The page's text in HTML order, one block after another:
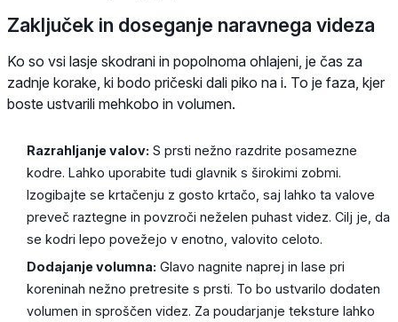
Zaključek in doseganje naravnega videza
Ko so vsi lasje skodrani in popolnoma ohlajeni, je čas za
zadnje korake, ki bodo pričeski dali piko na i. To je faza, kjer
boste ustvarili mehkobo in volumen.
Razrahljanje valov: S prsti nežno razdrite posamezne
kodre. Lahko uporabite tudi glavnik s širokimi zobmi.
Izogibajte se krtačenju z gosto krtačo, saj lahko ta valove
preveč raztegne in povzroči neželen puhast videz. Cilj je, da
se kodri lepo povežejo v enotno, valovito celoto.
Dodajanje volumna: Glavo nagnite naprej in lase pri
koreninah nežno pretresite s prsti. To bo ustvarilo dodaten
volumen in sproščen videz. Za poudarjanje teksture lahko